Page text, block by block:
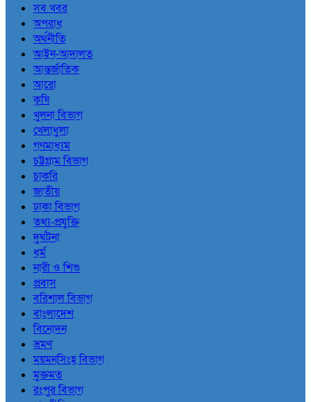
সব খবর
অপরাধ
অর্থনীতি
আইন-আদালত
আন্তর্জাতিক
আরো
কৃষি
খুলনা বিভাগ
খেলাধুলা
গণমাধ্যম
চট্টগ্রাম বিভাগ
চাকরি
জাতীয়
ঢাকা বিভাগ
তথ্য-প্রযুক্তি
দুর্ঘটনা
ধর্ম
নারী ও শিশু
প্রবাস
বরিশাল বিভাগ
বাংলাদেশ
বিনোদন
ভ্রমণ
ময়মনসিংহ বিভাগ
মুক্তমত
রংপুর বিভাগ